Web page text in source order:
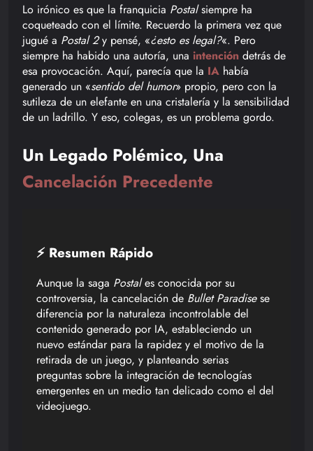
Lo irónico es que la franquicia Postalsiempre ha
coqueteado con el límite. Recuerdo la primera vez que
jugué a Postal 2y pensé, «¿esto es legal?«. Pero
siempre ha habido una autoría, una intención detrás de
esa provocación. Aquí, parecía que la IA había
generado un «sentido del humor» propio, pero con la
sutileza de un elefante en una cristalería y la sensibilidad
de un ladrillo. Y eso, colegas, es un problema gordo.
Un Legado Polémico, Una
Cancelación Precedente
⚡ Resumen Rápido
Aunque la saga Postales conocida por su
controversia, la cancelación de Bullet Paradisese
diferencia por la naturaleza incontrolable del
contenido generado por IA, estableciendo un
nuevo estándar para la rapidez y el motivo de la
retirada de un juego, y planteando serias
preguntas sobre la integración de tecnologías
emergentes en un medio tan delicado como el del
videojuego.